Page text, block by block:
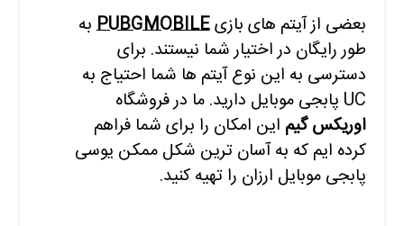
بعضی از آیتم های بازیPUBGMOBILEبه
طور رایگان در اختیار شما نیستند. برای
دسترسی به این نوع آیتم ها شما احتیاج به
UC پابجی موبایل دارید. ما در فروشگاه
اوریکس گیم این امکان را برای شما فراهم
کرده ایم که به آسان ترین شکل ممکن یوسی
پابجی موبایل ارزان را تهیه کنید.